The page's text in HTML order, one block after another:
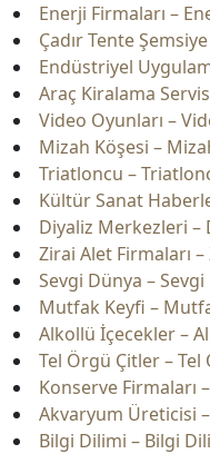
Enerji Firmaları –
Çadır Tente
Endüstriyel
Araç Kiralama
Video Oyunları –
Mizah Köşesi –
Triatloncu –
Kültür Sanat
Diyaliz Merkezleri –
Zirai Alet Firmaları
Sevgi Dünya –
Mutfak Keyfi –
Alkollü İçecekler –
Tel Örgü Çitler –
Konserve Firmaları
Akvaryum Üreticisi
Bilgi Dilimi – Bilgi